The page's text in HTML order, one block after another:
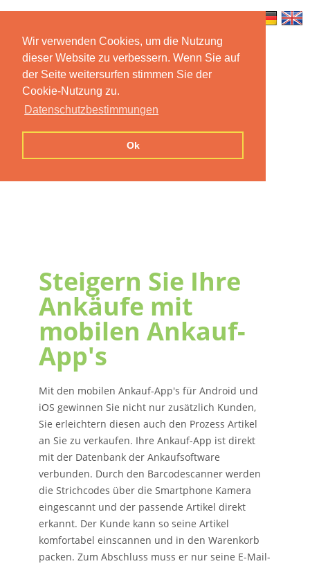
Wir verwenden Cookies, um die Nutzung
dieser Website zu verbessern. Wenn Sie auf
der Seite weitersurfen stimmen Sie der
Cookie-Nutzung zu.
Datenschutzbestimmungen
Ok
Home Features Mobile App
Preise
Contact us Imprint Privacy
Steigern Sie Ihre
Ankäufe mit
mobilen Ankauf-
App's
Mit den mobilen Ankauf-App's für Android und
iOS gewinnen Sie nicht nur zusätzlich Kunden,
Sie erleichtern diesen auch den Prozess Artikel
an Sie zu verkaufen. Ihre Ankauf-App ist direkt
mit der Datenbank der Ankaufsoftware
verbunden. Durch den Barcodescanner werden
die Strichcodes über die Smartphone Kamera
eingescannt und der passende Artikel direkt
erkannt. Der Kunde kann so seine Artikel
komfortabel einscannen und in den Warenkorb
packen. Zum Abschluss muss er nur seine E-Mail-